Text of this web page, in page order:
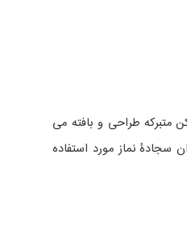
متبرکه طراحی و بافته می
متر و به عنوان سجادۀ نماز مورد استفاده